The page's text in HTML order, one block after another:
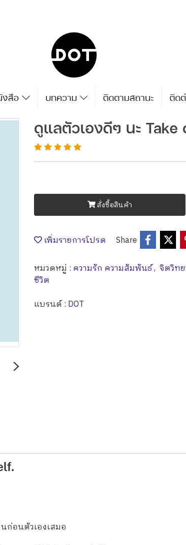
งสือ บทความ ติดตามสถานะ ติด
ดูแลตัวเองดีๆ นะ
สั่งซื้อสินค้า
เพิ่มรายการโปรด Share
หมวดหมู่ : ความรัก ความสัมพันธ์, จิตวิท
ชีวิต
แบรนด์ : DOT
ก่อนตัวเองเสมอ